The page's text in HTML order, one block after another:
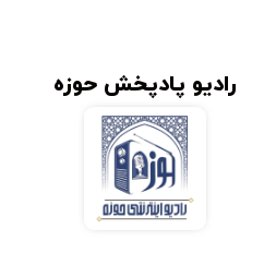
رادیو پادپخش حوزه